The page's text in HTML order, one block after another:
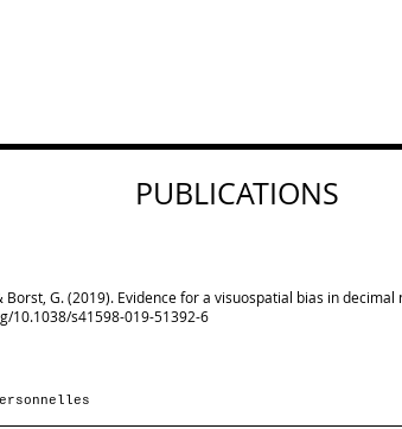
PUBLICATIONS
Borst, G. (2019). Evidence for a visuospatial bias in
10.1038/s41598-019-51392-6